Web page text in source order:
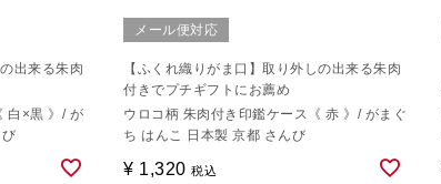
出来る朱肉
白×黒 》/ が
メール便対応
【ふくれ織りがま口】取り外しの出来る朱肉
付きでプチギフトにお薦め
ウロコ柄 朱肉付き印鑑ケース《 赤 》/ がまぐ
ち はんこ 日本製 京都 さんび
¥ 1,320 税込